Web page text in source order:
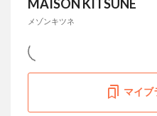
MAISON KITSUNE
メゾンキツネ
マイブ